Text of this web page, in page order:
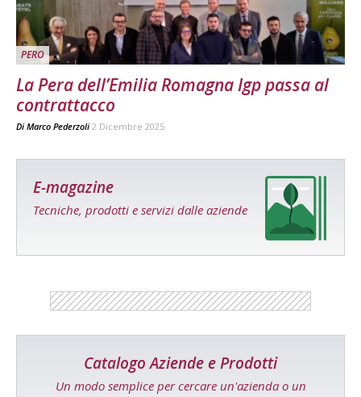
PERO
La Pera dell’Emilia Romagna Igp passa al
contrattacco
Di Marco Pederzoli 2 Dicembre 2025
E-magazine
Tecniche, prodotti e servizi dalle aziende
Catalogo Aziende e Prodotti
Un modo semplice per cercare un'azienda o un